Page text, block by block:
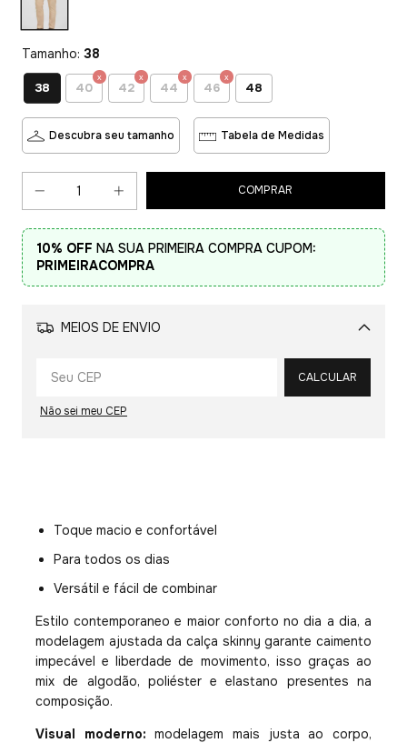
Tamanho: 38
38 40 42 44 46 48
Descubra seu tamanho Tabela de Medidas
10% OFF NA SUA PRIMEIRA COMPRA CUPOM:
PRIMEIRACOMPRA
MEIOS DE ENVIO
Alterar CEP
CALCULAR
Não sei meu CEP
Toque macio e confortável
Para todos os dias
Versátil e fácil de combinar
Estilo contemporaneo e maior conforto no dia a dia, a
modelagem ajustada da calça skinny garante caimento
impecável e liberdade de movimento, isso graças ao
mix de algodão, poliéster e elastano presentes na
composição.
Visual moderno: modelagem mais justa ao corpo,